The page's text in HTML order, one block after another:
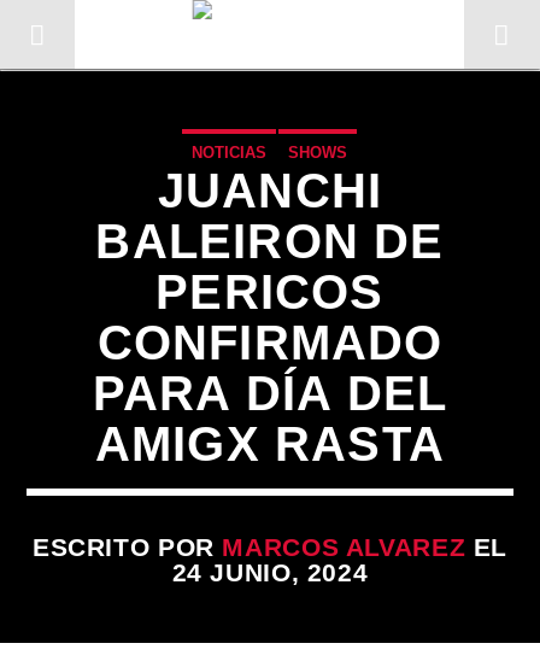
CANCIÓN ACTUAL
TÍTULO
NOTICIAS SHOWS
JUANCHI
BALEIRON DE
PERICOS
CONFIRMADO
PARA DÍA DEL
AMIGX RASTA
ESCRITO POR MARCOS ALVAREZ EL
24 JUNIO, 2024